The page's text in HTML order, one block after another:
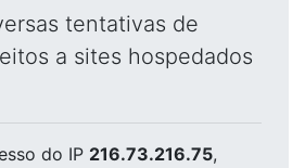
tentativas de
a sites hospedados
do IP 216.73.216.75,